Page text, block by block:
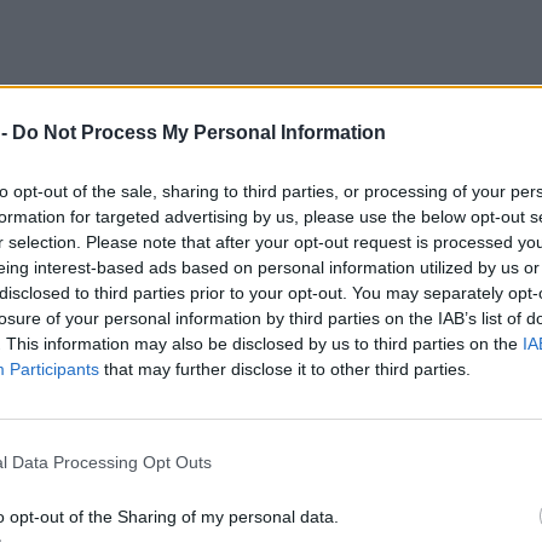
Do Not Process My Personal Information
opt-out of the sale, sharing to third parties, or processing of your
for targeted advertising by us, please use the below opt-out
selection. Please note that after your opt-out request is processed
interest-based ads based on personal information utilized by us
to third parties prior to your opt-out. You may separately
of your personal information by third parties on the IAB’s list of
This information may also be disclosed by us to third parties on the
Participants that may further disclose it to other third parties.
Data Processing Opt Outs
opt-out of the Sharing of my personal data.
της Attica Group, τροποποιείται το
βγαίνει εντελώς από τη γραμμή το πλοίο
Στη συνέχεια ανάλογα με τις εξελίξεις θα
την εταιρεία. Ο λόγος που γίνεται αυτό είναι
κυβέρνησης προς τις ακτοπλοϊκές εταιρείες,
διατήρηση κάποιων δρομολογίων».
των δρομολογίων το πλοίο Νήσος Σάμος
το νησί μας θα αναχωρεί από το λιμάνι
Πειραιά κάθε Τρίτη στις 6 το απόγευμα και
το απόγευμα.